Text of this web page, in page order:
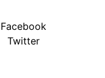
Facebook
Twitter